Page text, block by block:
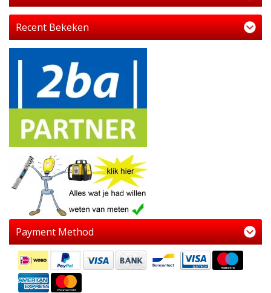
Recent Bekeken
Payment Method